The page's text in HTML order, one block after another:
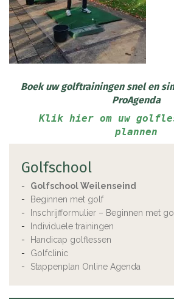
Boek uw golftrainingen snel en
ProAgenda
Klik hier om uw
plannen
Golfschool
Golfschool Weilenseind
Beginnen met golf
Inschrijfformulier – Beginnen met
Individuele trainingen
Handicap golflessen
Golfclinic
Stappenplan Online Agenda